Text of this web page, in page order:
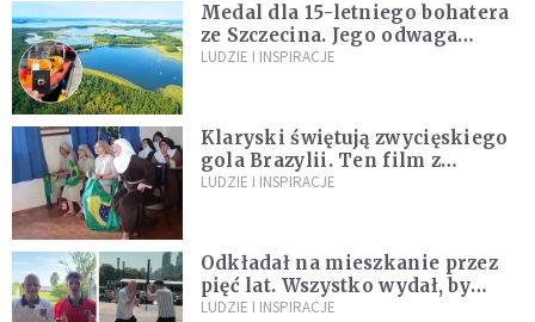
Medal dla 15-letniego bohatera
ze Szczecina. Jego odwaga
ocaliła ludzkie życie
LUDZIE I INSPIRACJE
Klaryski świętują zwycięskiego
gola Brazylii. Ten film z
zakonnicami obejrzały już
LUDZIE I INSPIRACJE
Odkładał na mieszkanie przez
pięć lat. Wszystko wydał, by
spełnić marzenie 80-letniego
LUDZIE I INSPIRACJE